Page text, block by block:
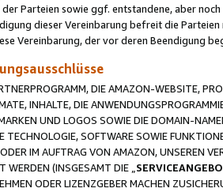
Parteien sowie ggf. entstandene, aber
dieser Vereinbarung befreit die
Vereinbarung, der vor deren Beendigung
DIE AMAZON-WEBSITE,
INHALTE, DIE
UND LOGOS SOWIE DIE DOMAIN-
TECHNOLOGIE, SOFTWARE SOWIE
IM AUFTRAG VON AMAZON, UNSEREN
WERDEN (INSGESAMT DIE „
ODER LIZENZGEBER MACHEN